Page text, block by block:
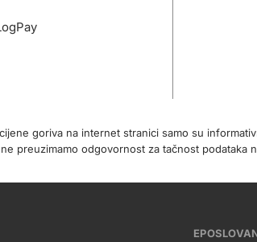
goriva na internet stranici samo su
preuzimamo odgovornost za tačnost